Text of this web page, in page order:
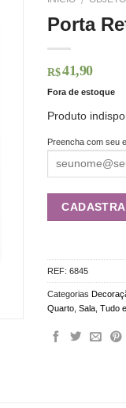
Porta
R$ 41,90
Fora de estoque
Produto
Preencha com seu
REF:6845
Categorias
Quarto ,Sala ,Tudo